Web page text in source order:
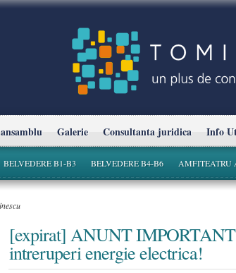
Galerie Consultanta juridica Info
BELVEDERE B1-B3 BELVEDERE B4-B6 AMFITEATRU
[expirat] ANUNT
intreruperi energie electrica!